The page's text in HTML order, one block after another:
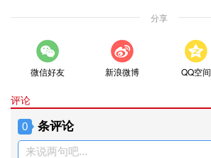
分享
微信好友 新浪微博 QQ空间
评论
0 条评论
来说两句吧...